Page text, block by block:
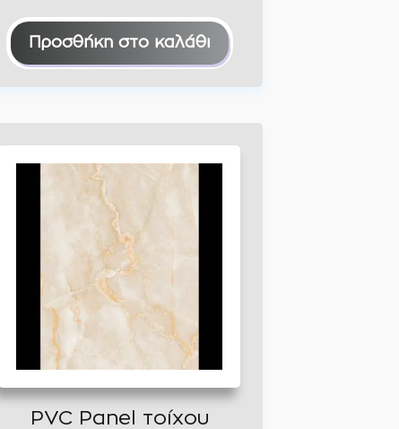
Προσθήκη στο καλάθι
PVC Panel τοίχου